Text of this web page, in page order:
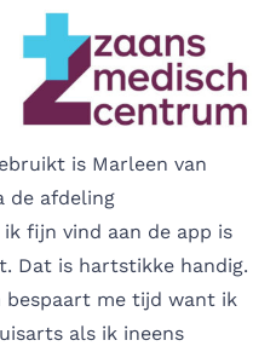
is Marleen van
de afdeling
ik fijn vind aan de app is
Dat is hartstikke handig.
bespaart me tijd want ik
als ik ineens